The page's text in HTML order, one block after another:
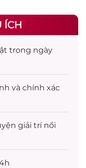
ÍCH
trong ngày
và chính xác
giải trínổi